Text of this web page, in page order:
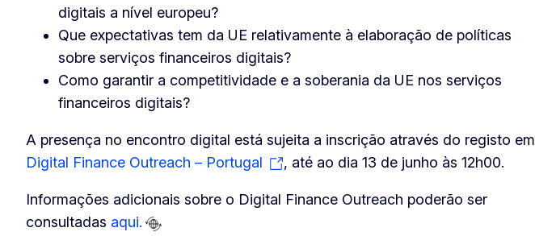
digitais a nível europeu?
Que expectativas tem da UE relativamente à elaboração de políticas
sobre serviços financeiros digitais?
Como garantir a competitividade e a soberania da UE nos serviços
financeiros digitais?
A presença no encontro digital está sujeita a inscrição através do registo em
Digital Finance Outreach – Portugal
, até ao dia 13 de junho às 12h00.
Informações adicionais sobre o Digital Finance Outreach poderão ser
consultadas aqui.